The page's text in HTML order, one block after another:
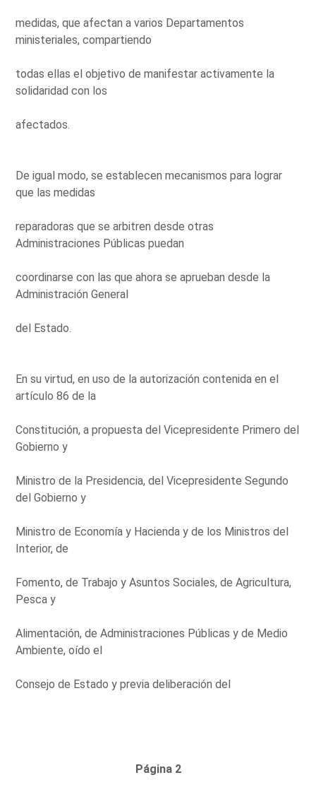
medidas, que afectan a varios Departamentos
ministeriales, compartiendo
todas ellas el objetivo de manifestar activamente la
solidaridad con los
afectados.
De igual modo, se establecen mecanismos para lograr
que las medidas
reparadoras que se arbitren desde otras
Administraciones Públicas puedan
coordinarse con las que ahora se aprueban desde la
Administración General
del Estado.
En su virtud, en uso de la autorización contenida en el
artículo 86 de la
Constitución, a propuesta del Vicepresidente Primero del
Gobierno y
Ministro de la Presidencia, del Vicepresidente Segundo
del Gobierno y
Ministro de Economía y Hacienda y de los Ministros del
Interior, de
Fomento, de Trabajo y Asuntos Sociales, de Agricultura,
Pesca y
Alimentación, de Administraciones Públicas y de Medio
Ambiente, oído el
Consejo de Estado y previa deliberación del
Página 2